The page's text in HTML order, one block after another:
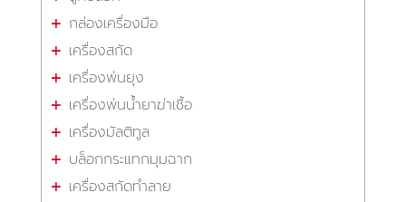
กล่องเครื่องมือ
เครื่องสกัด
เครื่องพ่นยุง
เครื่องพ่นน้ำยาฆ่าเชื้อ
เครื่องมัลติทูล
บล็อกกระแทกมุมฉาก
เครื่องสกัดทำลาย